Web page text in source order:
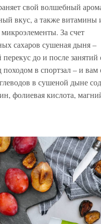
свой волшебный
вкус, а также витамины
За счет
сахаров сушеная дыня –
до и после
походом в спортзал – и
в сушеной дыне
фолиевая кислота,